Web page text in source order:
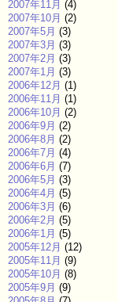
2007年11月 (4)
2007年10月 (2)
2007年5月 (3)
2007年3月 (3)
2007年2月 (3)
2007年1月 (3)
2006年12月 (1)
2006年11月 (1)
2006年10月 (2)
2006年9月 (2)
2006年8月 (2)
2006年7月 (4)
2006年6月 (7)
2006年5月 (3)
2006年4月 (5)
2006年3月 (6)
2006年2月 (5)
2006年1月 (5)
2005年12月 (12)
2005年11月 (9)
2005年10月 (8)
2005年9月 (9)